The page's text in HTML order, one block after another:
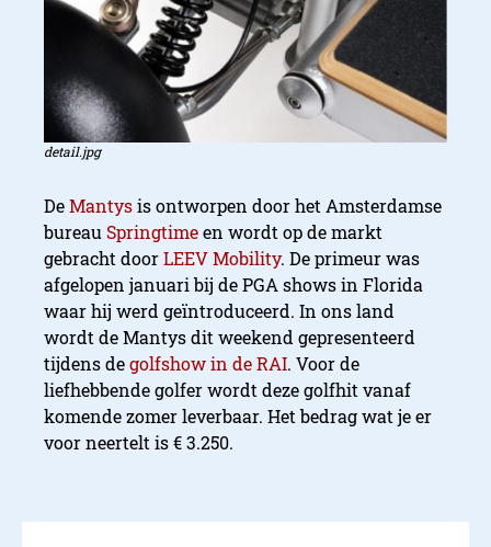
detail.jpg
DeMantysis ontworpen door het Amsterdamse
bureau Springtimeen wordt op de markt
gebracht doorLEEV Mobility. De primeur was
afgelopen januari bij de PGA shows in Florida
waar hij werd geïntroduceerd. In ons land
wordt de Mantys dit weekend gepresenteerd
tijdens degolfshow in de RAI. Voor de
liefhebbende golfer wordt deze golfhit vanaf
komende zomer leverbaar. Het bedrag wat je er
voor neertelt is € 3.250.